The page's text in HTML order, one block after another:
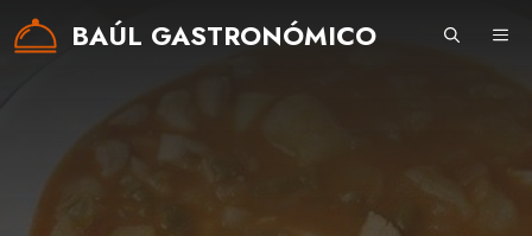
Saltar
BAÚL GASTRONÓMICO